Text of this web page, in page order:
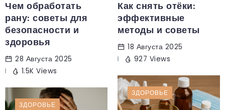
Чем обработать
рану: советы для
безопасности и
здоровья
28 Августа 2025
1.5K Views
Как снять отёки:
эффективные
методы и советы
18 Августа 2025
927 Views
ЗДОРОВЬЕ
ЗДОРОВЬЕ